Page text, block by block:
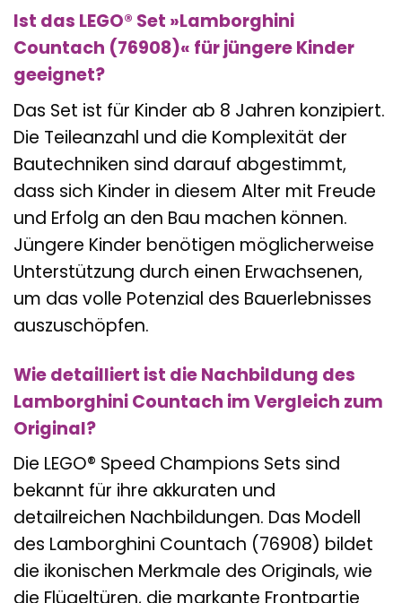
Ist das LEGO® Set »Lamborghini
Countach (76908)« für jüngere Kinder
geeignet?
Das Set ist für Kinder ab 8 Jahren konzipiert.
Die Teileanzahl und die Komplexität der
Bautechniken sind darauf abgestimmt,
dass sich Kinder in diesem Alter mit Freude
und Erfolg an den Bau machen können.
Jüngere Kinder benötigen möglicherweise
Unterstützung durch einen Erwachsenen,
um das volle Potenzial des Bauerlebnisses
auszuschöpfen.
Wie detailliert ist die Nachbildung des
Lamborghini Countach im Vergleich zum
Original?
Die LEGO® Speed Champions Sets sind
bekannt für ihre akkuraten und
detailreichen Nachbildungen. Das Modell
des Lamborghini Countach (76908) bildet
die ikonischen Merkmale des Originals, wie